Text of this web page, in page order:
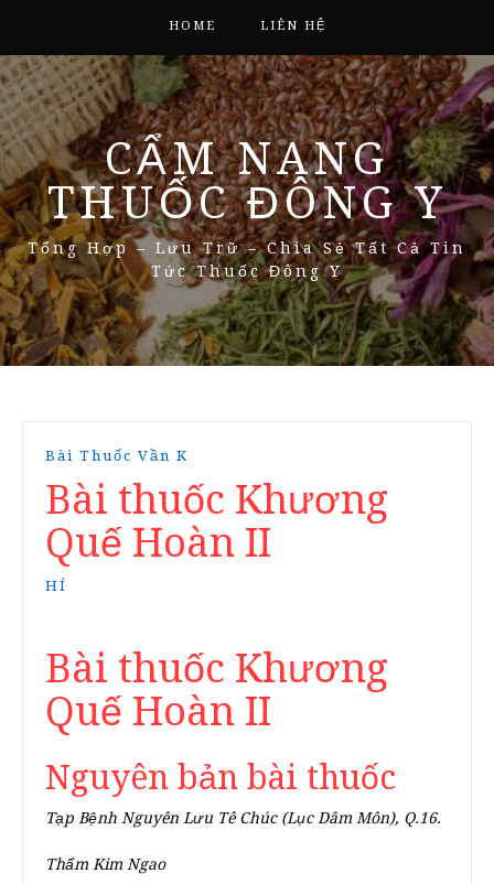
HOME LIÊN HỆ
CẨM NANG
THUỐC ĐÔNG Y
Tổng Hợp – Lưu Trữ – Chia Sẻ Tất Cả Tin
Tức Thuốc Đông Y
Bài Thuốc Vần K
Bài thuốc Khương
Quế Hoàn II
HÍ
Bài thuốc Khương
Quế Hoàn II
Nguyên bản bài thuốc
Tạp Bệnh Nguyên Lưu Tê Chúc (Lục Dâm Môn), Q.16.
Thẩm Kim Ngao